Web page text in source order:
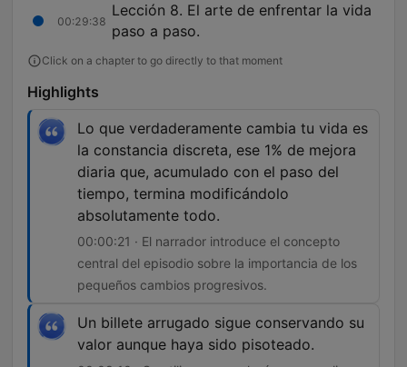
00:29:38
Lección 8. El arte de enfrentar la vida
paso a paso.
Click on a chapter to go directly to that moment
Highlights
Lo que verdaderamente cambia tu vida es
la constancia discreta, ese 1% de mejora
diaria que, acumulado con el paso del
tiempo, termina modificándolo
absolutamente todo.
00:00:21 · El narrador introduce el concepto
central del episodio sobre la importancia de los
pequeños cambios progresivos.
Un billete arrugado sigue conservando su
valor aunque haya sido pisoteado.